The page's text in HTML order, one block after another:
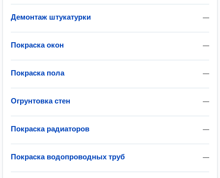
—
Демонтаж штукатурки
—
Покраска окон
—
Покраска пола
—
Огрунтовка стен
—
Покраска радиаторов
—
Покраска водопроводных труб